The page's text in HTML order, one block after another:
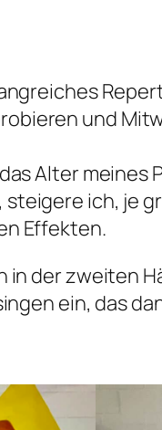
und
Alter
ich, je
Effekten.
in der zweiten
ein, das